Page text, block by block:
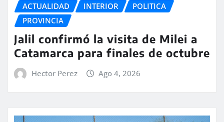
ACTUALIDAD INTERIOR
POLITICA
PROVINCIA
Jalil confirmó la visita de Milei a
Catamarca para finales de octubre
Hector Perez Ago 4, 2026